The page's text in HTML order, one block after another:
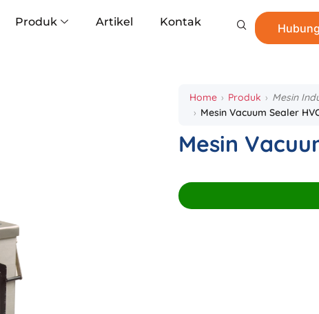
Produk Artikel Kontak
Home Produk
Mesin
Mesin Vacuum Sealer
Mesin